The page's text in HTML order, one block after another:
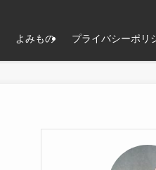
よみもの プライバシーポリ